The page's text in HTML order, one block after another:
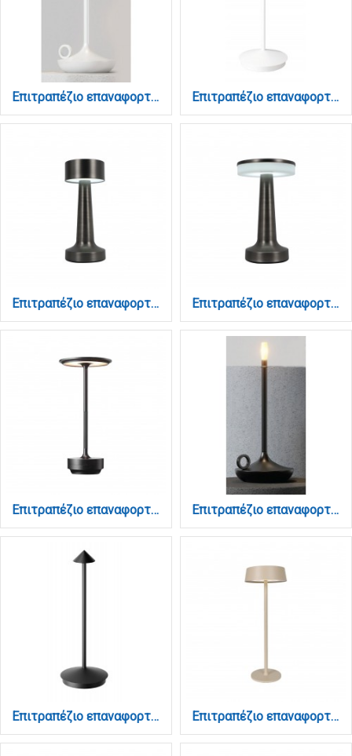
Επιτραπέζιο επαναφορτιζόμενο φωτιστικό 3CCT σε λευκή απόχρωση (3067-white) Επιτραπέζιο επαναφορτιζόμενο φωτιστικό 3CCT σε λεύκη απόχρωση (3068-white)
Επιτραπέζιο επαναφορτιζόμενο φωτιστικό 3CCT σε μαύρη απόχρωση (3033-Black) Επιτραπέζιο επαναφορτιζόμενο φωτιστικό 3CCT σε μαύρη απόχρωση (3038-Black)
Επιτραπέζιο επαναφορτιζόμενο φωτιστικό 3CCT σε μαύρη απόχρωση (3055-Black) Επιτραπέζιο επαναφορτιζόμενο φωτιστικό 3CCT σε μαύρη απόχρωση (3067-black)
Επιτραπέζιο επαναφορτιζόμενο φωτιστικό 3CCT σε μαύρη απόχρωση (3068-black) Επιτραπέζιο επαναφορτιζόμενο φωτιστικό 3CCT σε μπέζ απόχρωση (3030-Beige)